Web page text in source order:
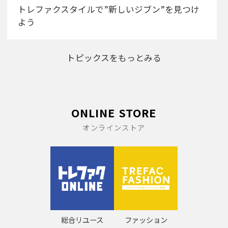
トレファクスタイルで”新しいジブン”を見つけ
よう
トピックスをもっとみる
ONLINE STORE
オンラインストア
総合リユース ファッション